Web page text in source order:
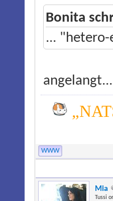
Bonita
...
angelangt...
WWW
Mia
Tussi